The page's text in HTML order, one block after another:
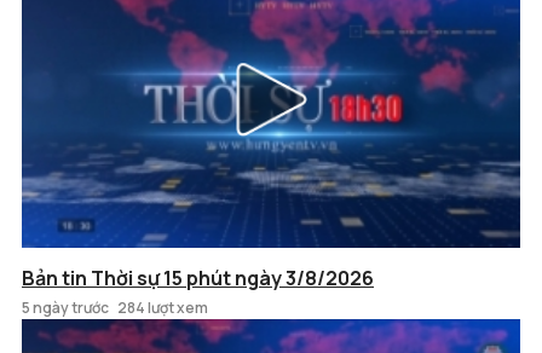
Bản tin Thời sự 15 phút ngày 3/8/2026
5 ngày trước 284 lượt xem